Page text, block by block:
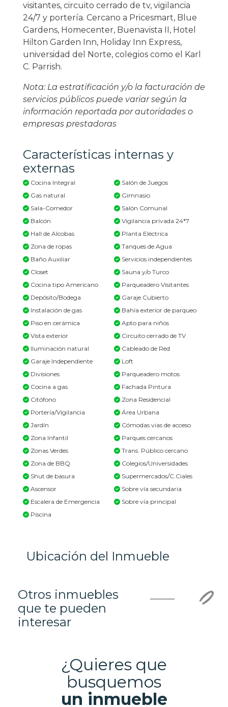
visitantes, circuito cerrado de tv, vigilancia
24/7 y portería. Cercano a Pricesmart, Blue
Gardens, Homecenter, Buenavista II, Hotel
Hilton Garden Inn, Holiday Inn Express,
universidad del Norte, colegios como el Karl
C. Parrish.
Nota: La estratificación y/o la facturación de
servicios públicos puede variar según la
información reportada por autoridades o
empresas prestadoras
Características internas y
externas
Cocina Integral
Gas natural
Sala-Comedor
Balcón
Hall de Alcobas
Zona de ropas
Baño Auxiliar
Closet
Cocina tipo Americano
Depósito/Bodega
Instalación de gas
Piso en cerámica
Vista exterior
Iluminación natural
Garaje Independiente
Divisiones
Cocina a gas
Citófono
Portería/Vigilancia
Jardín
Zona Infantil
Zonas Verdes
Zona de BBQ
Shut de basura
Ascensor
Escalera de Emergencia
Piscina
Salón de Juegos
Gimnasio
Salón Comunal
Vigilancia privada 24*7
Planta Eléctrica
Tanques de Agua
Servicios independientes
Sauna y/o Turco
Parqueadero Visitantes
Garaje Cubierto
Bahía exterior de parqueo
Apto para niños
Circuito cerrado de TV
Cableado de Red
Loft
Parqueadero motos
Fachada Pintura
Zona Residencial
Área Urbana
Cómodas vias de acceso
Parques cercanos
Trans. Público cercano
Colegios/Universidades
Supermercados/C.Ciales
Sobre vía secundaria
Sobre vía principal
Ubicación del Inmueble
Otros inmuebles
que te pueden
interesar
¿Quieres que
busquemos
un inmueble